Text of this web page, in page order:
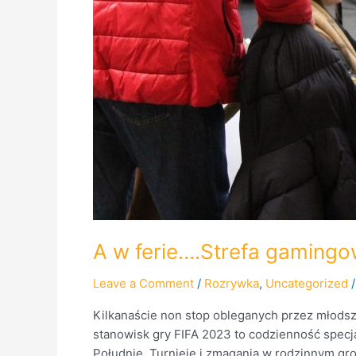
A w ferie….Strefa
Leave a Comment / Rozrywka, Uncategorized /
Kilkanaście non stop obleganych przez
stanowisk gry FIFA 2023 to codzienność
Południe. Turnieje i zmagania w rodzinnym